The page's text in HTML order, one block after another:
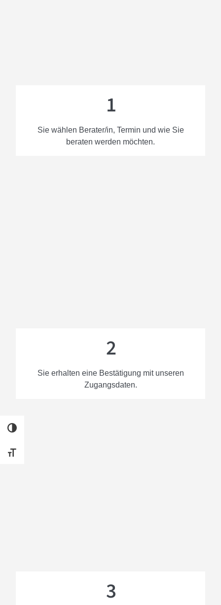
UMSCHALTEN AUF HOHE KONTRASTE
SCHRIFT VERGRÖSSERN
1
Sie wählen Berater/in, Termin und wie Sie
beraten werden möchten.
2
Sie erhalten eine Bestätigung mit unseren
Zugangsdaten.
3